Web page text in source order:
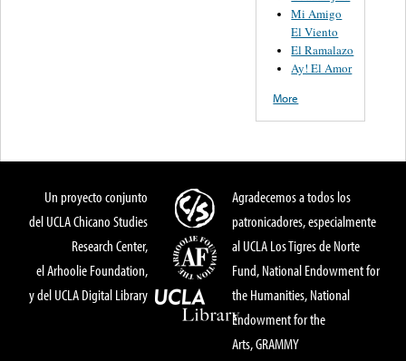
Mi Amigo
El Viento
El Ramalazo
Ay! El Amor
More
Un proyecto conjunto
del UCLA Chicano Studies
Research Center,
el Arhoolie Foundation,
y del UCLA Digital Library
Agradecemos a todos los
patronicadores, especialmente
al UCLA Los Tigres de Norte
Fund, National Endowment for
the Humanities, National
Endowment for the
Arts, GRAMMY